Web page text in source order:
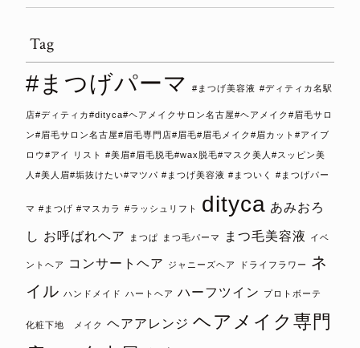
Tag
#まつげパーマ #まつげ美容液 #ディティカ名駅
店#ディティカ#dityca#ヘアメイクサロン名古屋#ヘアメイク#眉毛サロ
ン#眉毛サロン名古屋#眉毛専門店#眉毛#眉毛メイク#眉カット#アイブ
ロウ#アイ リスト #美眉#眉毛脱毛#wax脱毛#マスク美人#スッピン美
人#美人眉#垢抜けたい#マツパ #まつげ美容液 #まついく #まつげパー
マ #まつげ #マスカラ #ラッシュリフト dityca あみおろ
し お呼ばれヘア まつぱ まつ毛パーマ まつ毛美容液 イベ
ントヘア コンサートヘア ジャニーズヘア ドライフラワー
ネ
イル ハンドメイド ハートヘア ハーフツイン プロトボーテ
化粧下地 メイク ヘアアレンジ ヘアメイク専門